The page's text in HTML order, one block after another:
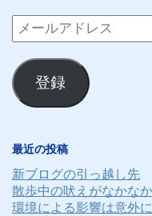
メ
ー
ル
ア
ス
登録
最近の投稿
新ブログの引っ越し先
散歩中の吠えがなかな
環境による影響は意外